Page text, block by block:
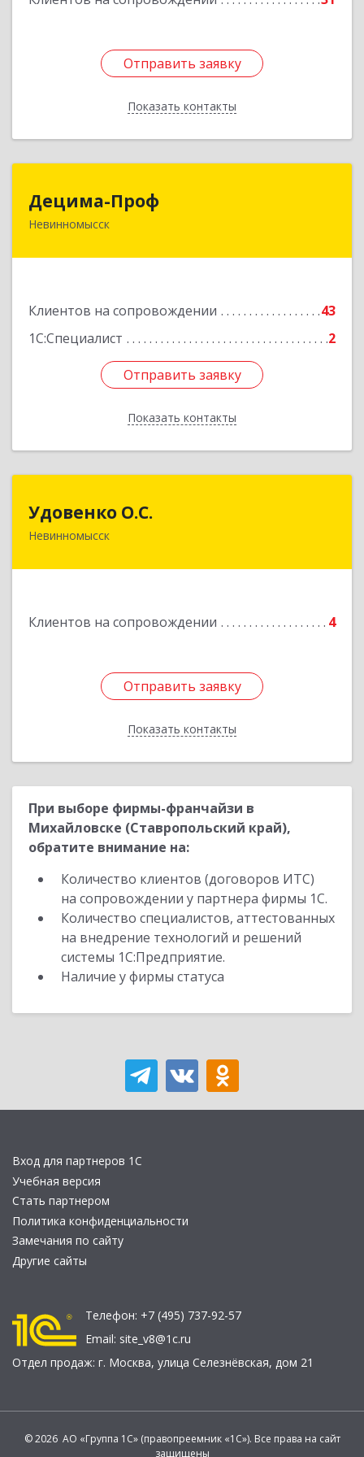
Отправить заявку
Показать контакты
Отправить заявку
Назад
Децима-Проф
Невинномысск
Клиентов на сопровождении
43
1С:Специалист
2
Отправить заявку
Показать контакты
357100, Ставропольский край, Невинномысск г,
Отправить заявку
Назад
Удовенко О.С.
Невинномысск
Клиентов на сопровождении 4
Отправить заявку
Показать контакты
357 100, г.Невинномысск, ул.Революцеонная,
Отправить заявку
Назад
При выборе фирмы-франчайзи в
Михайловске (Ставропольский край),
обратите внимание на:
Количество клиентов (договоров ИТС)
на сопровождении у партнера фирмы 1С.
Количество специалистов, аттестованных
на внедрение технологий и решений
системы 1С:Предприятие.
Наличие у фирмы статуса
Вход для партнеров 1С
Учебная версия
Стать партнером
Политика конфиденциальности
Замечания по сайту
Другие сайты
Телефон: +7 (495) 737-92-57
Email: site_v8@1c.ru
Отдел продаж: г. Москва, улица Селезнёвская, дом 21
© 2026 АО «Группа 1С» (правопреемник «1С»). Все права на сайт
защищены